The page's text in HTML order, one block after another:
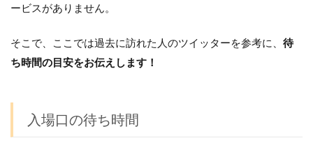
ービスがありません。
そこで、ここでは過去に訪れた人のツイッターを参考に、 待
ち時間の目安をお伝えします！
入場口の待ち時間